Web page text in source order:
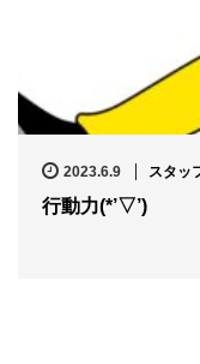
2023.6.9 スタッ
行動力(*’▽’)